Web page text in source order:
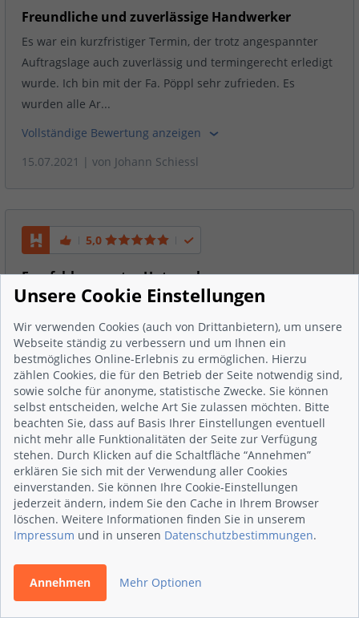
Freundliche und zuverlässige Handwerker
Es war ein kurzfristiger Termin, der trotz angespannter
Auftragslage auch zuverlässig und termingerecht erledigt
wurde. Ich bin mit der Fa. Pöppl sehr zufrieden. Es
wurden alle Ar...
Vollständige Bewertung anzeigen
15.07.2021 | von Johann Schiessl
5,0
Empfehlenswertes Unternehmen,
hervorrragende Organ...
Objektspezifisch ausgezeichnete Beratung; Detaillierte
Planung; Termintreue, schnelle und saubere Umsetzung
aller Maßnahmen; Individuelle Betreuung;
Vollständige Bewertung anzeigen
23.06.2021| von Jutta Lorenz
5,0
Handwerk nach Maß, nah am Kunden
Heizungstausch wie er sein soll. Professionelle Beratung,
und Planung, Erarbeiten eines schlüssigen
Gesamtkonzepts. Die Qualität der eingebauten Produkte
Unsere Cookie Einstellungen
Wir verwenden Cookies (auch von Drittanbietern), um unsere
Webseite ständig zu verbessern und um Ihnen ein
bestmögliches Online-Erlebnis zu ermöglichen. Hierzu
zählen Cookies, die für den Betrieb der Seite notwendig sind,
sowie solche für anonyme, statistische Zwecke. Sie können
selbst entscheiden, welche Art Sie zulassen möchten. Bitte
beachten Sie, dass auf Basis Ihrer Einstellungen eventuell
nicht mehr alle Funktionalitäten der Seite zur Verfügung
stehen. Durch Klicken auf die Schaltfläche “Annehmen”
erklären Sie sich mit der Verwendung aller Cookies
einverstanden. Sie können Ihre Cookie-Einstellungen
jederzeit ändern, indem Sie den Cache in Ihrem Browser
löschen. Weitere Informationen finden Sie in unserem
Impressum und in unseren Datenschutzbestimmungen.
Annehmen Mehr Optionen